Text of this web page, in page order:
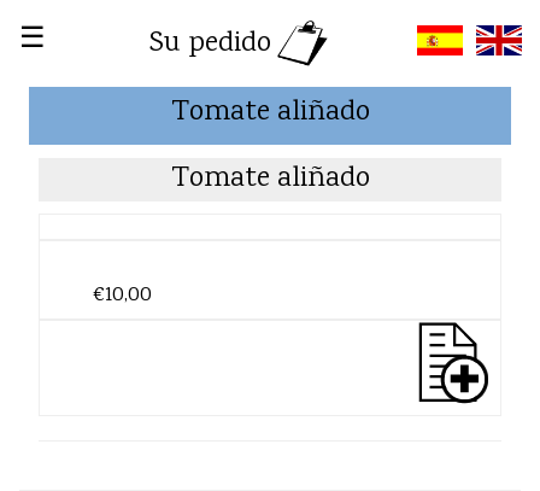
☰
Su pedido
Tomate aliñado
Tomate aliñado
€10,00